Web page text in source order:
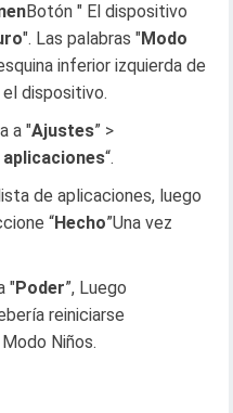
Botón " El dispositivo
". Las palabras "Modo
inferior izquierda de
el dispositivo.
a "Ajustes” >
“.
de aplicaciones, luego
“Hecho”Una vez
"Poder”, Luego
reiniciarse
Niños.